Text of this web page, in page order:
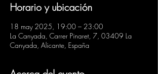
Horario y ubicación
18 may 2025, 19:00 – 23:00
La Canyada, Carrer Pinaret, 7, 03409 La
Canyada, Alicante, España